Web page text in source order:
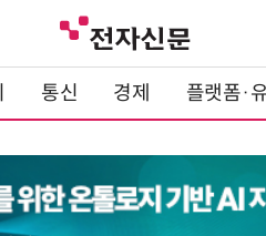
통신 경제 플랫폼·